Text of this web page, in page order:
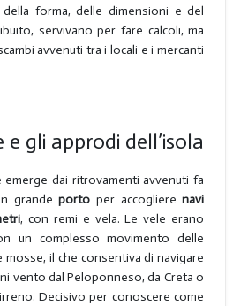
forma, delle dimensioni e del
servivano per fare calcoli, ma
avvenuti tra i locali e i mercanti
gli approdi dell’isola
emerge dai ritrovamenti avvenuti fa
grandeporto per accoglierenavi
, con remi e vela. Le vele erano
un complesso movimento delle
il che consentiva di navigare
vento dal Peloponneso, da Creta o
Decisivo per conoscere come